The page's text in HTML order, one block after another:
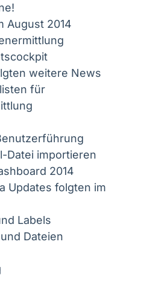
August 2014
weitere News
für
Datei importieren
2014
Updates folgten im
Labels
Dateien